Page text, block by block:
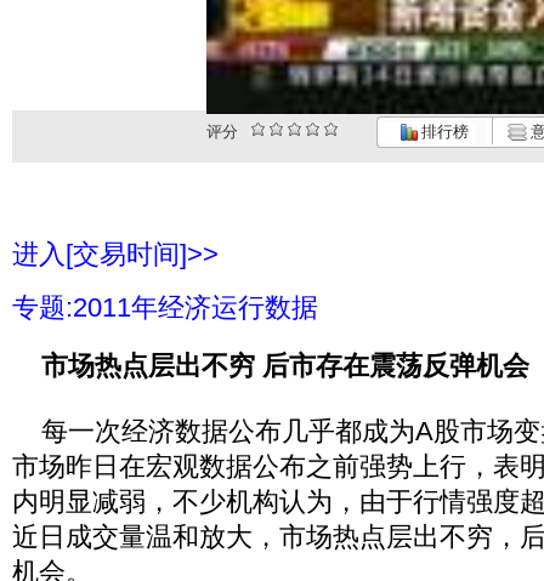
评分 排行榜
进入[交易时间]>>
专题:2011年经济运行数据
市场热点层出不穷 后市存在震荡反弹机会
每一次经济数据公布几乎都成为A股市场
市场昨日在宏观数据公布之前强势上行，表
内明显减弱，不少机构认为，由于行情强度
近日成交量温和放大，市场热点层出不穷，
机会。